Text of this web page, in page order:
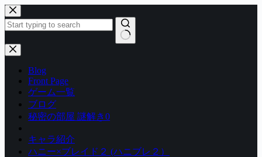
コ
ン
テ
ン
ツ
結
Blog
Front Page
ゲーム一覧
ブログ
秘密の部屋 謎解き0
キャラ紹介
ハニー×ブレイド２ (ハニブレ２）